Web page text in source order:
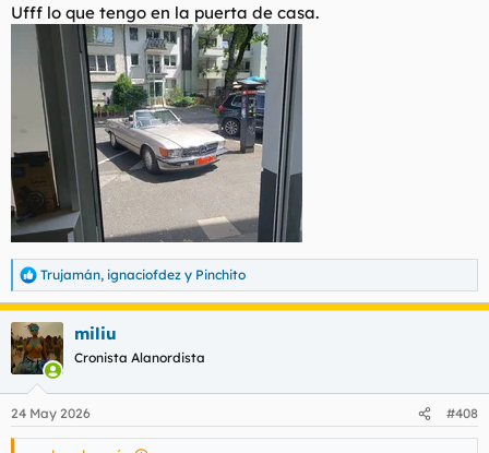
Ufff lo que tengo en la puerta de casa.
R
e
a
c
c
i
e
s
Trujamán, ignaciofdez y Pinchito
miliu
Cronista Alanordista
24 May 2026 #408